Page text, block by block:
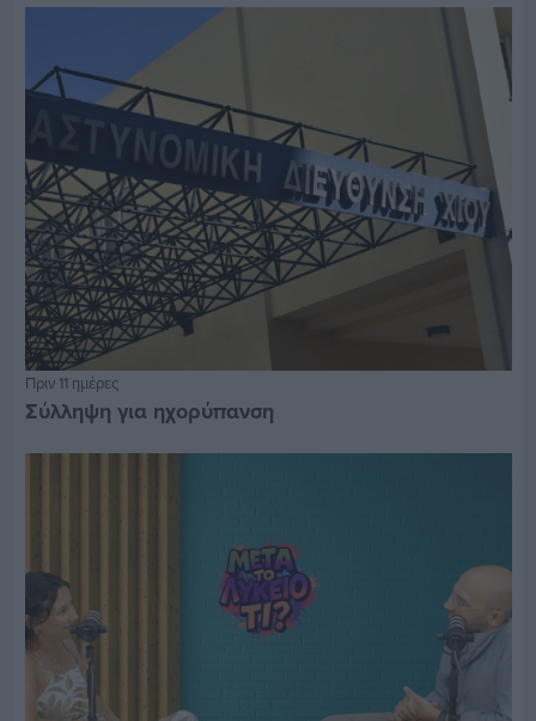
Πριν 11 ημέρες
Σύλληψη για ηχορύπανση